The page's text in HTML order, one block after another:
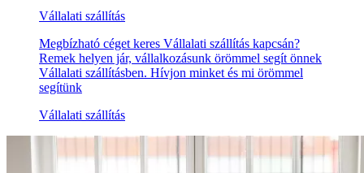
Vállalati szállítás
Megbízható céget keres Vállalati szállítás kapcsán?
Remek helyen jár, vállalkozásunk örömmel segít önnek
Vállalati szállításben. Hívjon minket és mi örömmel
segítünk
Vállalati szállítás